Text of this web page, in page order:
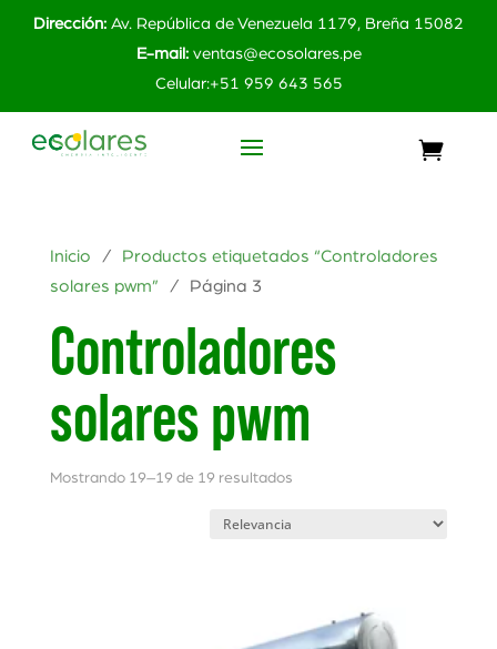
Dirección: Av. República de Venezuela 1179, Breña 15082
E-mail: ventas@ecosolares.pe
Celular:+51 959 643 565
Inicio / Productos etiquetados “Controladores
solares pwm” / Página 3
Controladores
solares pwm
Mostrando 19–19 de 19 resultados